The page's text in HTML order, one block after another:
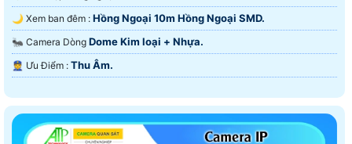
🌙 Xem ban đêm : Hồng Ngoại 10m Hồng Ngoại SMD.
🐜 Camera Dòng Dome Kim loại + Nhựa.
️👮 Ưu Điểm : Thu Âm.